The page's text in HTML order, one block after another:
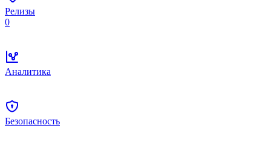
Релизы
0
Аналитика
Безопасность